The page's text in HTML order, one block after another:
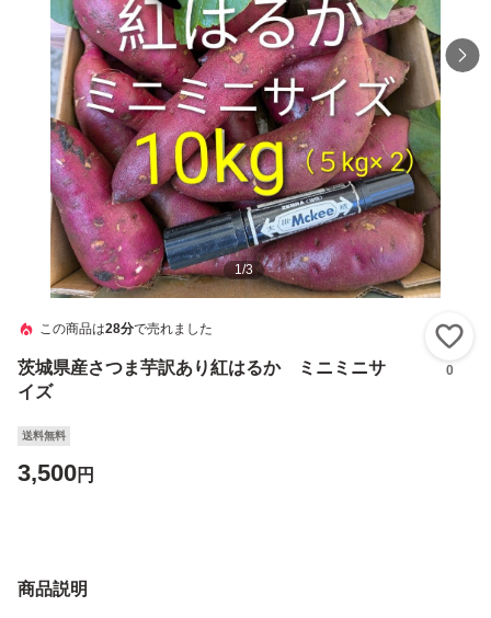
1/3
この商品は28分で売れました
茨城県産さつま芋訳あり紅はるか ミニミニサ
イズ
0
送料無料
3,500円
商品説明